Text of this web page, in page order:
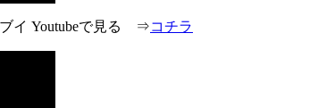
イ Youtubeで見る ⇒コチラ